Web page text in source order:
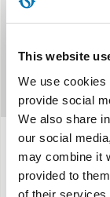
This website
We use cookies
provide social
We also share
our social
may combine it
provided to
of their services.